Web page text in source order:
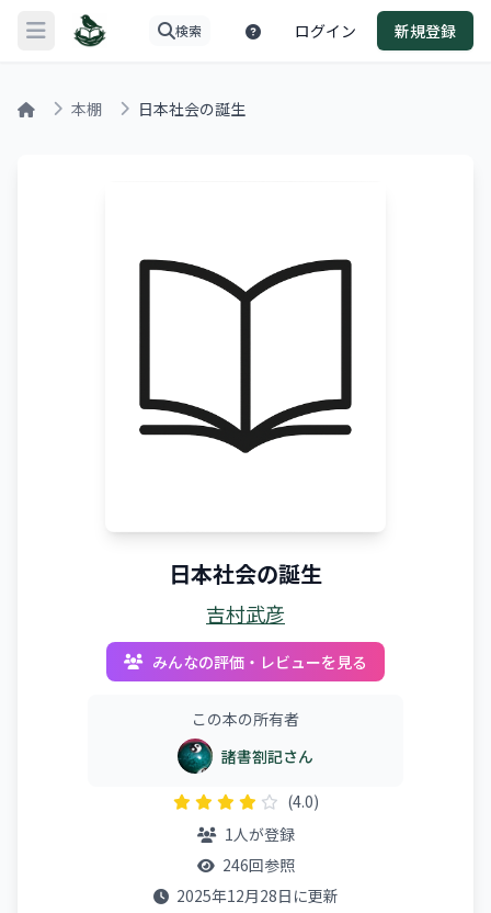
メニューを開く 検索 ログイン 新規登録
本棚 日本社会の誕生
日本社会の誕生
吉村武彦
みんなの評価・レビューを見る
この本の所有者
諸書劄記さん
(4.0)
1人が登録
246回参照
2025年12月28日に更新